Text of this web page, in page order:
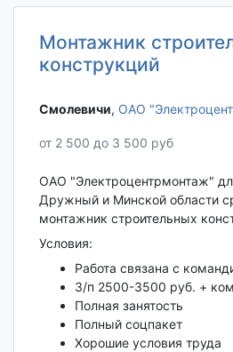
Монтажник
конструкций
Смолевичи‎, ОАО
от 2 500 до 3 500 руб
ОАО "Электроцентрмонтаж"
Дружный и Минской области
монтажник строительных
Условия:
Работа связана с
З/п 2500-3500 руб. +
Полная занятость
Полный соцпакет
Хорошие условия труда